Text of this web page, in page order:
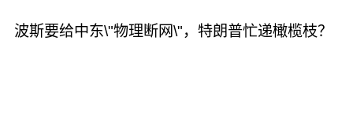
波斯要给中东\"物理断网\"，特朗普忙递橄榄枝？